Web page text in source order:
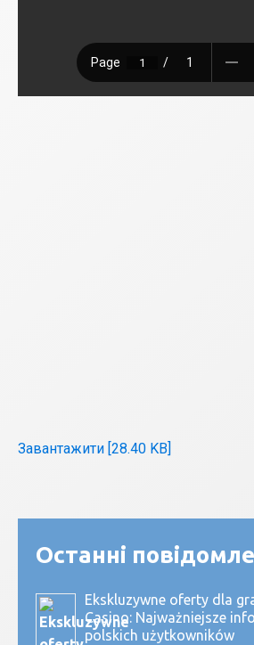
Завантажити [28.40 KB]
Останні
Ekskluzywne oferty dla
Casino: Najważniejsze
polskich użytkowników